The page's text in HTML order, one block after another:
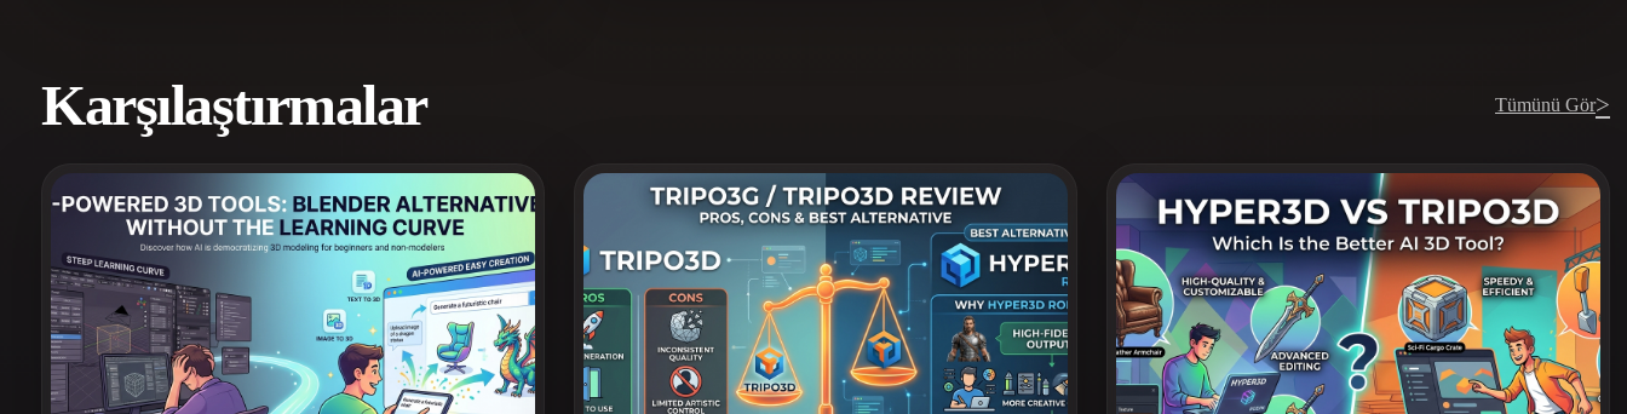
Karşılaştırmalar Tümünü Gör>